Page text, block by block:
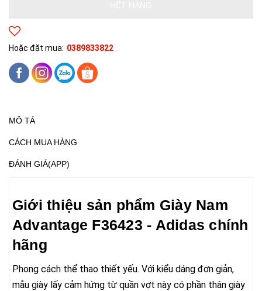
Hoặc đặt mua: 0389833822
MÔ TẢ
CÁCH MUA HÀNG
ĐÁNH GIÁ(APP)
Giới thiệu sản phẩm Giày Nam
Advantage F36423 - Adidas chính
hãng
Phong cách thể thao thiết yếu. Với kiểu dáng đơn giản,
mẫu giày lấy cảm hứng từ quần vợt này có phần thân giày